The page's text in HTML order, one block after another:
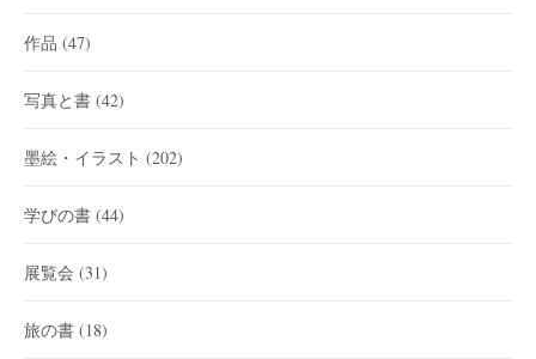
作品 (47)
写真と書 (42)
墨絵・イラスト (202)
学びの書 (44)
展覧会 (31)
旅の書 (18)